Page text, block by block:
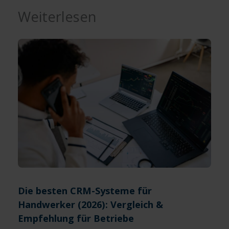
Weiterlesen
Die besten CRM-Systeme für
Handwerker (2026): Vergleich &
Empfehlung für Betriebe